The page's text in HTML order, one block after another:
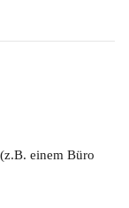
einem Büro